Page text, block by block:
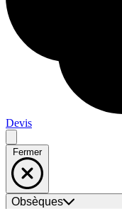
Devis
Fermer
Obsèques